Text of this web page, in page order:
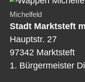
Michelfeld
Stadt Marktsteft
Hauptstr. 27
97342 Marktsteft
1. Bürgermeister